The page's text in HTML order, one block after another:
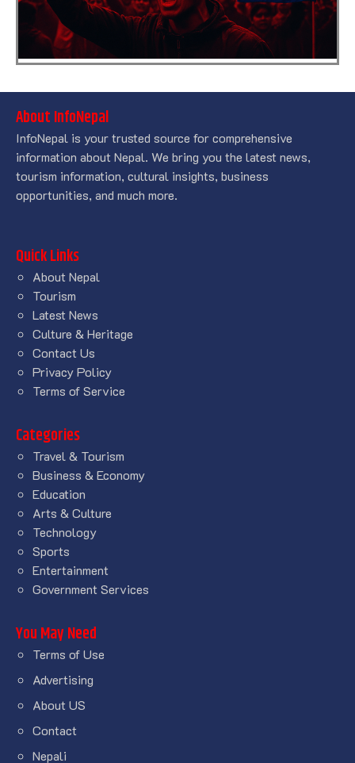
About InfoNepal
InfoNepal is your trusted source for comprehensive
information about Nepal. We bring you the latest news,
tourism information, cultural insights, business
opportunities, and much more.
Quick Links
About Nepal
Tourism
Latest News
Culture & Heritage
Contact Us
Privacy Policy
Terms of Service
Categories
Travel & Tourism
Business & Economy
Education
Arts & Culture
Technology
Sports
Entertainment
Government Services
You May Need
Terms of Use
Advertising
About US
Contact
Nepali